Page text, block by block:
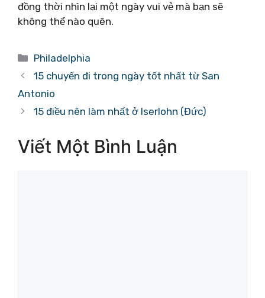
đồng thời nhìn lại một ngày vui vẻ mà bạn sẽ
không thể nào quên.
Danh
mục
Philadelphia
15 chuyến đi trong ngày tốt nhất từ ​​San
Antonio
15 điều nên làm nhất ở Iserlohn (Đức)
Viết Một Bình Luận